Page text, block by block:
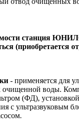
станция
(приобретается
- применяется для
очищенной воды.
(ФД), установкой
с ультразвуковым